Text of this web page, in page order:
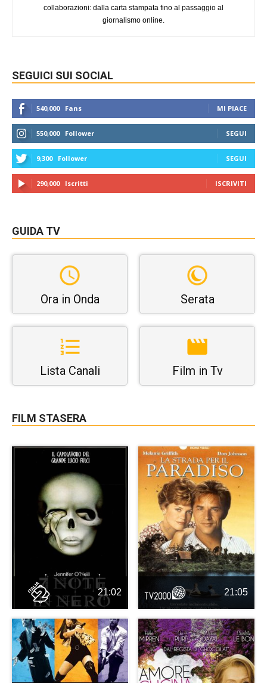
collaborazioni: dalla carta stampata fino al passaggio al
giornalismo online.
SEGUICI SUI SOCIAL
540,000 Fans MI PIACE
550,000 Follower SEGUI
9,300 Follower SEGUI
290,000 Iscritti ISCRIVITI
GUIDA TV
Ora in Onda Serata
Lista Canali Film in Tv
FILM STASERA
21:02 21:05